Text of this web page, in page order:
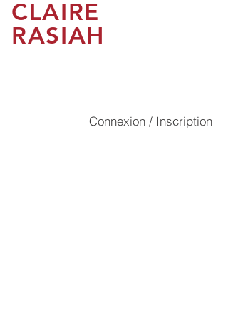
CLAIRE
RASIAH
Connexion / Inscription